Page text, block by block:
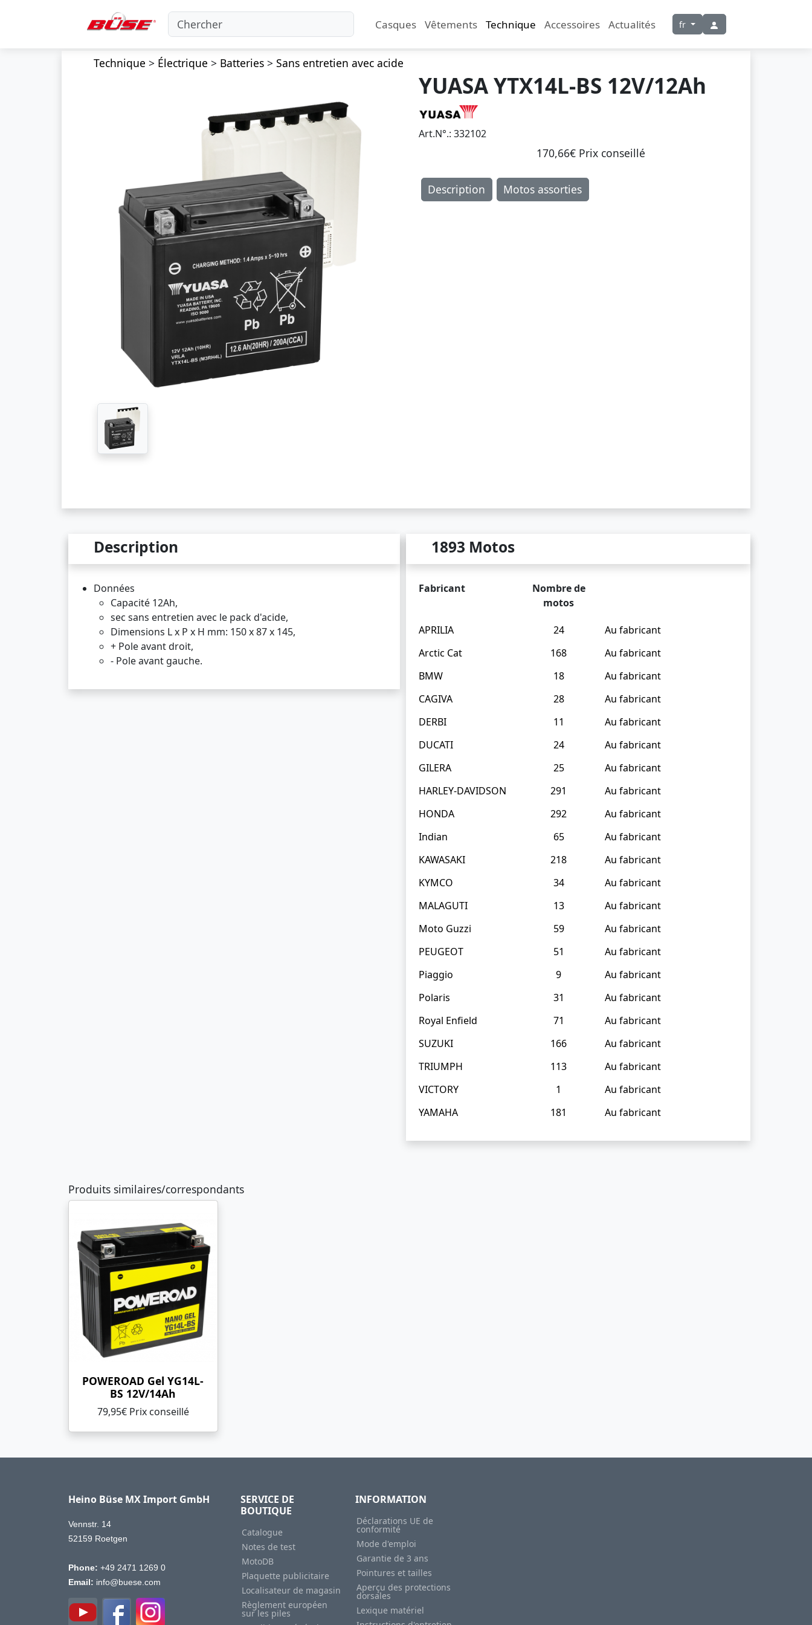
Casques Vêtements Technique Accessoires Actualités fr
Technique > Électrique > Batteries> Sans entretien avec acide
YUASA YTX14L-BS 12V/12Ah
Art.N°.: 332102
170,66€ Prix ​​conseillé
Description Motos assorties
Description
Données
Capacité 12Ah,
sec sans entretien avec le pack d'acide,
Dimensions L x P x H mm: 150 x 87 x 145,
+ Pole avant droit,
- Pole avant gauche.
1893 Motos
Fabricant
Nombre de
motos
APRILIA 24
Au fabricant
Arctic Cat
168
Au fabricant
BMW
18
Au fabricant
CAGIVA
28
Au fabricant
DERBI
11
Au fabricant
DUCATI
24
Au fabricant
GILERA
25
Au fabricant
HARLEY-DAVIDSON
291
Au fabricant
HONDA
292
Au fabricant
Indian
65
Au fabricant
KAWASAKI
218
Au fabricant
KYMCO
34
Au fabricant
MALAGUTI
13
Au fabricant
Moto Guzzi
59
Au fabricant
PEUGEOT
51
Au fabricant
Piaggio
9
Au fabricant
Polaris
31
Au fabricant
Royal Enfield
71
Au fabricant
SUZUKI
166
Au fabricant
TRIUMPH
113
Au fabricant
VICTORY
1
Au fabricant
YAMAHA
181 Au fabricant
Produits similaires/correspondants
POWEROAD Gel YG14L-
BS 12V/14Ah
79,95€ Prix ​​conseillé
Heino Büse MX Import GmbH
Vennstr. 14
52159 Roetgen
Phone: +49 2471 1269 0
Email: info@buese.com
SERVICE DE
BOUTIQUE
Catalogue
Notes de test
MotoDB
Plaquette publicitaire
Localisateur de magasin
Règlement européen
sur les piles
INFORMATION
Déclarations UE de
conformité
Mode d'emploi
Garantie de 3 ans
Pointures et tailles
Aperçu des protections
dorsales
Lexique matériel